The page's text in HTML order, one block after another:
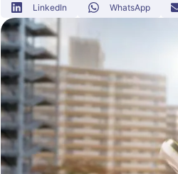
LinkedIn WhatsApp